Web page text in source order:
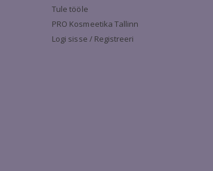
Tule tööle
PRO Kosmeetika Tallinn
Logi sisse / Registreeri